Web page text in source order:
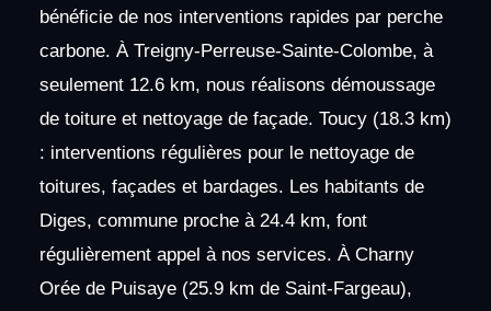
bénéficie de nos interventions rapides par perche
carbone. À Treigny-Perreuse-Sainte-Colombe, à
seulement 12.6 km, nous réalisons démoussage
de toiture et nettoyage de façade. Toucy (18.3 km)
: interventions régulières pour le nettoyage de
toitures, façades et bardages. Les habitants de
Diges, commune proche à 24.4 km, font
régulièrement appel à nos services. À Charny
Orée de Puisaye (25.9 km de Saint-Fargeau),